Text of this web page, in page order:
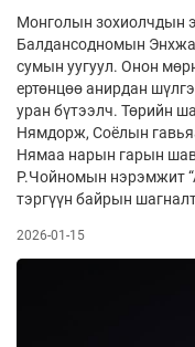
Монголын зохиолчдын
Балдансодномын
сумын уугуул. Онон
ертөнцөө анирдан
уран бүтээлч. Төрийн
Нямдорж, Соёлын
Нямаа нарын гарын
Р.Чойномын нэрэмжит
тэргүүн байрын
2026-01-15